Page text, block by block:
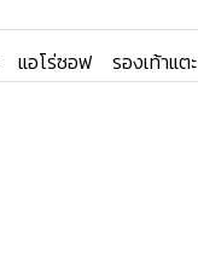
แอโร่ซอฟ รองเท้าแตะ